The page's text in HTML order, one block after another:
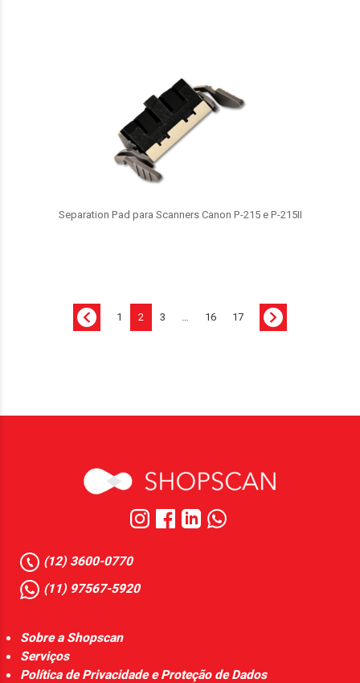
Separation Pad para Scanners Canon P-215 e P-215II
1 2 3 … 16 17
(12) 3600-0770
(11) 97567-5920
Sobre a Shopscan
Serviços
Política de Privacidade e Proteção de Dados